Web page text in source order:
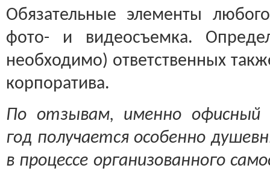
Обязательные элементы
фото- и видеосъемка.
необходимо) ответственных
корпоратива.
По отзывам, именно офисный
год получается особенно
в процессе организованного